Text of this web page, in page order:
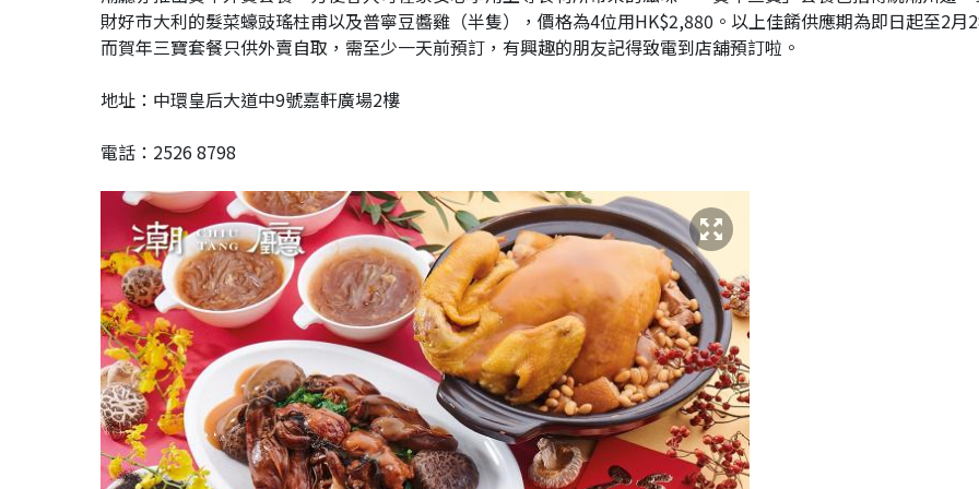
財好市大利的髮菜蠔豉瑤柱甫以及普寧豆醬雞（半隻），價格為4位用HK$2,880。以上佳餚供應期為即日起至2月
而賀年三寶套餐只供外賣自取，需至少一天前預訂，有興趣的朋友記得致電到店舖預訂啦。
地址：中環皇后大道中9號嘉軒廣場2樓
電話：2526 8798